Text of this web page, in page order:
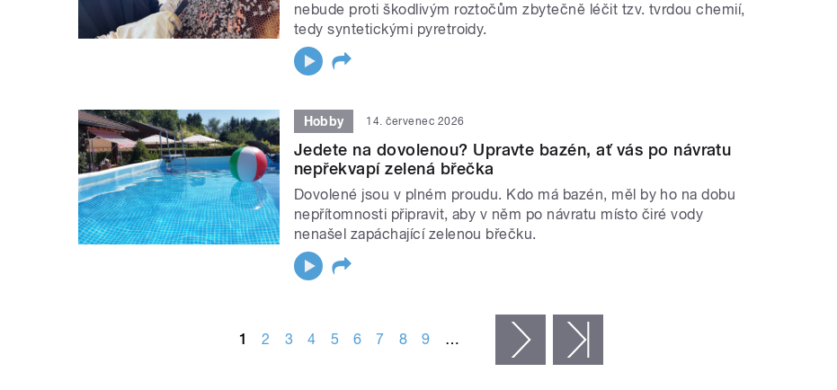
nebude proti škodlivým roztočům zbytečně léčit tzv. tvrdou chemií,
tedy syntetickými pyretroidy.
Hobby 14. červenec 2026
Jedete na dovolenou? Upravte bazén, ať vás po návratu
nepřekvapí zelená břečka
Dovolené jsou v plném proudu. Kdo má bazén, měl by ho na dobu
nepřítomnosti připravit, aby v něm po návratu místo čiré vody
nenašel zapáchající zelenou břečku.
1 2 3 4 5 6 7 8 9 … následující ›